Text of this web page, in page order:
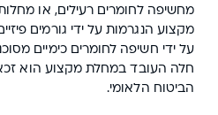
מחשיפה לחומרים רעילים, או
מקצוע הנגרמות על ידי גורמים
על ידי חשיפה לחומרים כימיים
חלה העובד במחלת מקצוע הוא
הביטוח הלאומי.